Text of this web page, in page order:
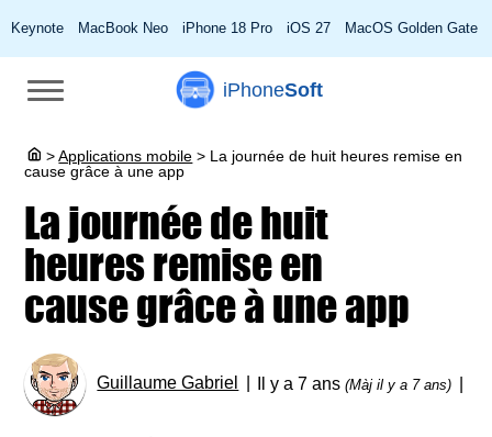
Keynote MacBook Neo iPhone 18 Pro iOS 27 MacOS Golden Gate
iPhoneSoft
> Applications mobile > La journée de huit heures remise en
cause grâce à une app
La journée de huit
heures remise en
cause grâce à une app
Guillaume Gabriel Il y a 7 ans(Màj il y a 7 ans)